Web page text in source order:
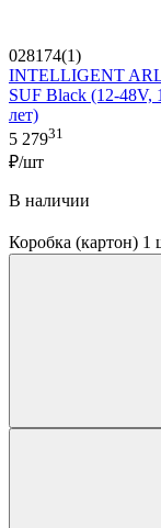
028174(1)
INTELLIGENT
SUF Black (12-48V,
лет)
5 27931
₽/шт
В наличии
Коробка (картон)